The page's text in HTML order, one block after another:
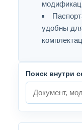
удобны
Поиск внутри